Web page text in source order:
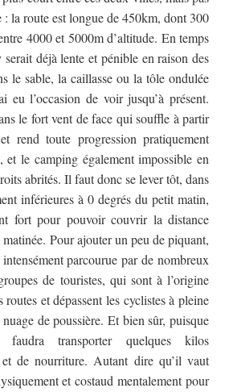
la route est longue de 450km, dont 300
4000 et 5000m d’altitude. En temps
déjà lente et pénible en raison des
le sable, la caillasse ou la tôle ondulée
eu l’occasion de voir jusqu’à présent.
le fort vent de face qui souffle à partir
rend toute progression pratiquement
et le camping également impossible en
abrités. Il faut donc se lever tôt, dans
inférieures à 0 degrés du petit matin,
fort pour pouvoir couvrir la distance
Pour ajouter un peu de piquant,
parcourue par de nombreux
de touristes, qui sont à l’origine
routes et dépassent les cyclistes à pleine
de poussière. Et bien sûr, puisque
transporter quelques kilos
et de nourriture. Autant dire qu’il vaut
et costaud mentalement pour